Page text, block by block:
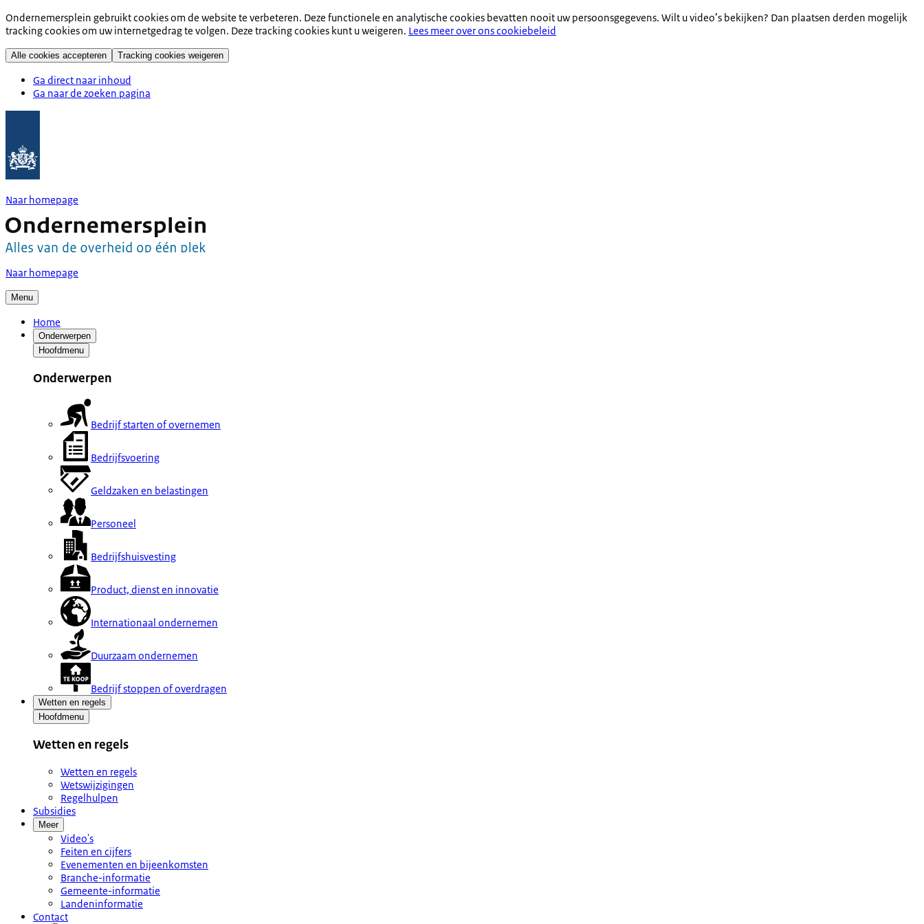
Ondernemersplein gebruikt cookies om de website te verbeteren. Deze functionele en analytische cookies bevatten nooit uw persoonsgegevens. Wilt u video’s bekijken? Dan plaatsen derden mogelijk
tracking cookies om uw internetgedrag te volgen. Deze tracking cookies kunt u weigeren. Lees meer over ons cookiebeleid
Alle cookies accepteren Tracking cookies weigeren
Ga direct naar inhoud
Ga naar de zoeken pagina
Naar homepage
Naar homepage
Menu
Home
Onderwerpen
Hoofdmenu
Onderwerpen
Bedrijf starten of overnemen
Bedrijfsvoering
Geldzaken en belastingen
Personeel
Bedrijfshuisvesting
Product, dienst en innovatie
Internationaal ondernemen
Duurzaam ondernemen
Bedrijf stoppen of overdragen
Wetten en regels
Hoofdmenu
Wetten en regels
Wetten en regels
Wetswijzigingen
Regelhulpen
Subsidies
Meer
Video's
Feiten en cijfers
Evenementen en bijeenkomsten
Branche-informatie
Gemeente-informatie
Landeninformatie
Contact